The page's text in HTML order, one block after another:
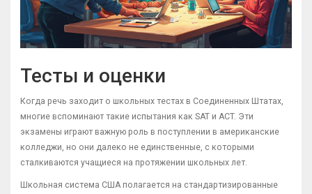
Тесты и оценки
Когда речь заходит о школьных тестах в Соединенных Штатах,
многие вспоминают такие испытания как SAT и ACT. Эти
экзамены играют важную роль в поступлении в американские
колледжи, но они далеко не единственные, с которыми
сталкиваются учащиеся на протяжении школьных лет.
Школьная система США полагается на стандартизированные